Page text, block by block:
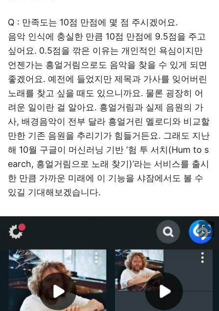
Q : 만족도는 10점 만점에 몇 점 주시겠어요.
음악 인식에 충실한 만큼 10점 만점에 9.5점을 주고
싶어요. 0.5점을 깎은 이유는 개인적인 욕심이지만
언젠가는 흥얼거림으로도 음악을 찾을 수 있게 되면
좋겠어요. 예전에 들었지만 제목과 가사를 잊어버린
노래를 찾고 싶을 때도 있으니까요. 물론 굉장히 어
려운 일이란 걸 알아요. 흥얼거림과 실제 음원의 가
사, 배경음악이 전부 달라 흥얼거린 멜로디와 비교할
만한 기존 음원을 추리기가 힘들거든요. 그래도 지난
해 10월 구글이 머신러닝 기반 ‘험 투 서치(Hum to s
earch, 흥얼거림으로 노래 찾기)’라는 서비스를 출시
한 만큼 가까운 미래에 이 기능을 샤잠에서도 볼 수
있길 기대해보겠습니다.